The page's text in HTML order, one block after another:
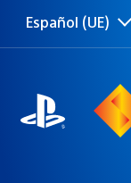
Selecciona
una
Región
actual:
Español (UE)